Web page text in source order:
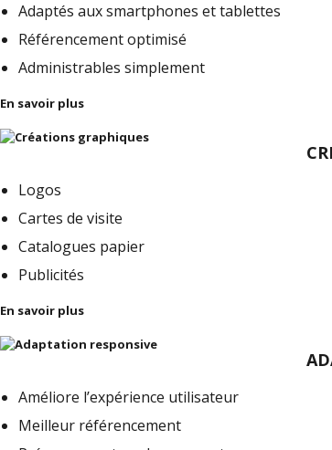
Adaptés aux smartphones et tablettes
Référencement optimisé
Administrables simplement
En savoir plus
Logos
Cartes de visite
Catalogues papier
Publicités
En savoir plus
Améliore l’expérience utilisateur
Meilleur référencement